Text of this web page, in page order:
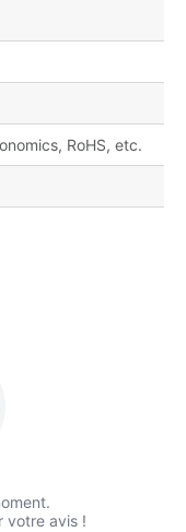
RoHS, etc.
votre avis !